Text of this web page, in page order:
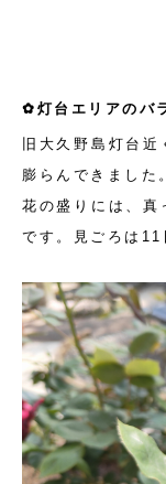
✿灯台エリアのバ
旧大久野島灯台近
膨らんできました。
花の盛りには、真
です。見ごろは11